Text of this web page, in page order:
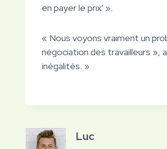
en payer le prix' ».
« Nous voyons vraiment un
négociation des travailleurs »,
inégalités. »
Luc